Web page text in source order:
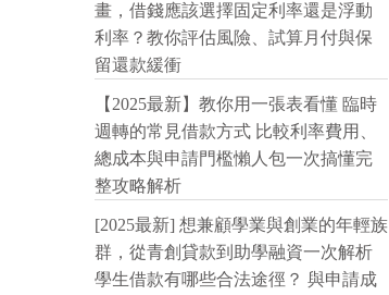
畫，借錢應該選擇固定利率還是浮動
利率？教你評估風險、試算月付與保
留還款緩衝
【2025最新】教你用一張表看懂 臨時
週轉的常見借款方式 比較利率費用、
總成本與申請門檻懶人包一次搞懂完
整攻略解析
[2025最新] 想兼顧學業與創業的年輕族
群，從青創貸款到助學融資一次解析
學生借款有哪些合法途徑？ 與申請成